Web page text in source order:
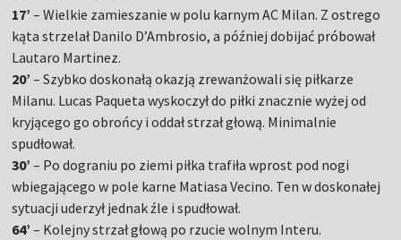
17’ – Wielkie zamieszanie w polu karnym AC Milan. Z ostrego
kąta strzelał Danilo D’Ambrosio, a później dobijać próbował
Lautaro Martinez.
20’ – Szybko doskonałą okazją zrewanżowali się piłkarze
Milanu. Lucas Paqueta wyskoczył do piłki znacznie wyżej od
kryjącego go obrońcy i oddał strzał głową. Minimalnie
spudłował.
30’ – Po dograniu po ziemi piłka trafiła wprost pod nogi
wbiegającego w pole karne Matiasa Vecino. Ten w doskonałej
sytuacji uderzył jednak źle i spudłował.
64’ – Kolejny strzał głową po rzucie wolnym Interu.